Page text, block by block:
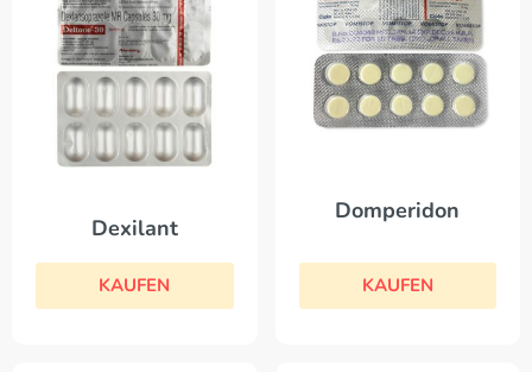
Dexilant
KAUFEN
Domperidon
KAUFEN